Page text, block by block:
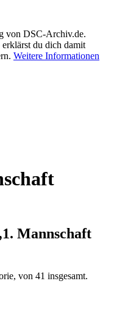
von DSC-Archiv.de.
du dich damit
Weitere Informationen
Mannschaft
von 41 insgesamt.